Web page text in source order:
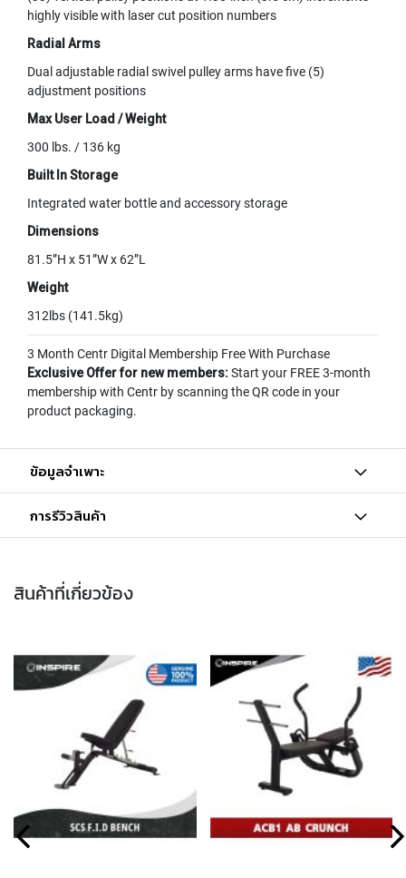
highly visible with laser cut position numbers
Radial Arms
Dual adjustable radial swivel pulley arms have five (5)
adjustment positions
Max User Load / Weight
300 lbs. / 136 kg
Built In Storage
Integrated water bottle and accessory storage
Dimensions
81.5”H x 51”W x 62”L
Weight
312lbs (141.5kg)
3 Month Centr Digital Membership Free With Purchase
Exclusive Offer for new members:Start your FREE 3-month
membership with Centr by scanning the QR code in your
product packaging.
ข้อมูลจำเพาะ
การรีวิวสินค้า
สินค้าที่เกี่ยวข้อง